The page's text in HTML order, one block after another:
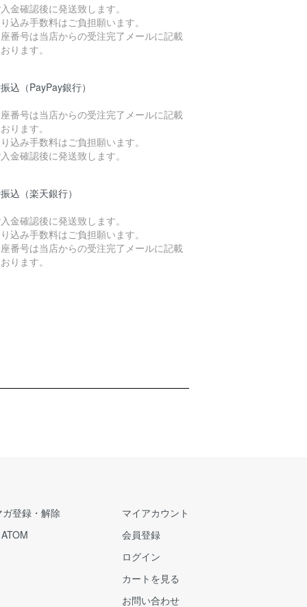
金確認後に発送致します。
込み手数料はご負担願います。
番号は当店からの受注完了メールに記載
ります。
込（PayPay銀行）
番号は当店からの受注完了メールに記載
ります。
込み手数料はご負担願います。
金確認後に発送致します。
込（楽天銀行）
金確認後に発送致します。
込み手数料はご負担願います。
番号は当店からの受注完了メールに記載
ります。
登録・解除
ATOM
マイアカウント
会員登録
ログイン
カートを見る
お問い合わせ